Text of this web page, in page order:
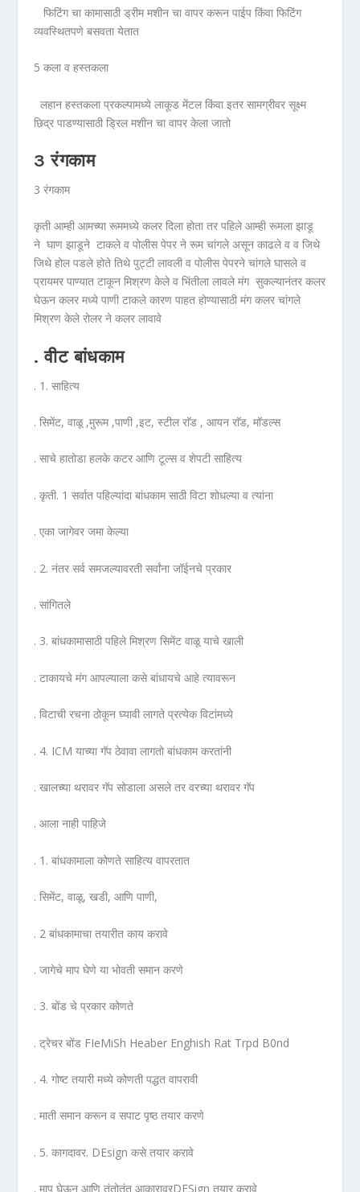
फिटिंग चा कामासाठी ड्रीम मशीन चा वापर करून पाईप किंवा फिटिंग
व्यवस्थितपणे बसवता येतात
5 कला व हस्तकला
लहान हस्तकला प्रकल्पामध्ये लाकूड मेंटल किंवा इतर सामग्रीवर सूक्ष्म
छिद्र पाडण्यासाठी ड्रिल मशीन चा वापर केला जातो
3 रंगकाम
3 रंगकाम
कृती आम्ही आमच्या रूममध्ये कलर दिला होता तर पहिले आम्ही रूमला झाडू
ने घाण झाडूने टाकले व पोलीस पेपर ने रूम चांगले असून काढले व व जिथे
जिथे होल पडले होते तिथे पुट्टी लावली व पोलीस पेपरने चांगले घासले व
प्रायमर पाण्यात टाकून मिश्रण केले व भिंतीला लावले मंग सुकल्यानंतर कलर
घेऊन कलर मध्ये पाणी टाकले कारण पाहत होण्यासाठी मंग कलर चांगले
मिश्रण केले रोलर ने कलर लावावे
. वीट बांधकाम
. 1. साहित्य
. सिमेंट, वाळू ,मुरूम ,पाणी ,इट, स्टील राॅड , आयन राॅड, मॉडल्स
. साचे हातोडा हलके कटर आणि टूल्स व शेपटी साहित्य
. कृती. 1 सर्वात पहिल्यांदा बांधकाम साठी विटा शोधल्या व त्यांना
. एका जागेवर जमा केल्या
. 2. नंतर सर्व समजल्यावरती सर्वांना जॉईनचे प्रकार
. सांगितले
. 3. बांधकामासाठी पहिले मिश्रण सिमेंट वाळू याचे खाली
. टाकायचे मंग आपल्याला कसे बांधायचे आहे त्यावरून
. विटाची रचना ठोकून घ्यावी लागते प्रत्येक विटांमध्ये
. 4. ICM याच्या गॅप ठेवावा लागतो बांधकाम करतांनी
. खालच्या थरावर गॅप सोडाला असले तर वरच्या थरावर गॅप
. आला नाही पाहिजे
. 1. बांधकामाला कोणते साहित्य वापरतात
. सिमेंट, वाळू, खडी, आणि पाणी,
. 2 बांधकामाचा तयारीत काय करावे
. जागेचे माप घेणे या भोवती समान करणे
. 3. बोंड चे प्रकार कोणते
. ट्रेचर बोंड FIeMiSh Heaber Enghish Rat Trpd B0nd
. 4. गोष्ट तयारी मध्ये कोणती पद्धत वापरावी
. माती समान करून व सपाट पृष्ठ तयार करणे
. 5. कागदावर. DEsign कसे तयार करावे
. माप घेऊन आणि तंतोतंत आकारावरDESign तयार करावे